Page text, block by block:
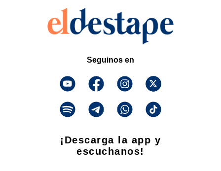
Seguinos en
¡Descarga la app y
escuchanos!